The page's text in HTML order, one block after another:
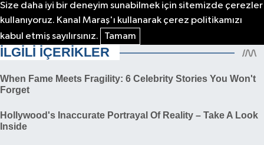
Size daha iyi bir deneyim sunabilmek için sitemizde çerezler
kullanıyoruz. Kanal Maraş'ı kullanarak çerez politikamızı
kabul etmiş sayılırsınız.
Tamam